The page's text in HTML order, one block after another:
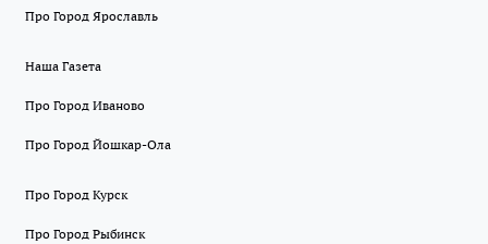
Про Город Ярославль
Наша Газета
Про Город Иваново
Про Город Йошкар-Ола
Про Город Курск
Про Город Рыбинск